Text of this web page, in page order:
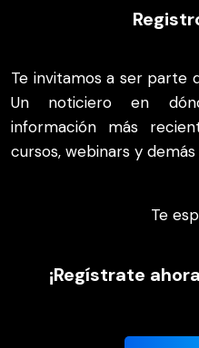
Te invitamos a ser parte
Un noticiero en
información más
cursos, webinars y
Te
¡Regístrate